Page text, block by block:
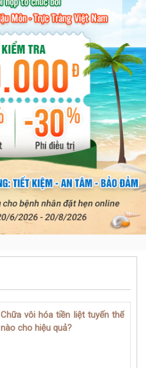
Chữa vôi hóa tiền liệt tuyến thế
nào cho hiệu quả?